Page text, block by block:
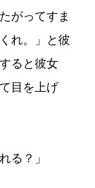
がってすま
れ。」と彼
ると彼女
目を上げ
る？」